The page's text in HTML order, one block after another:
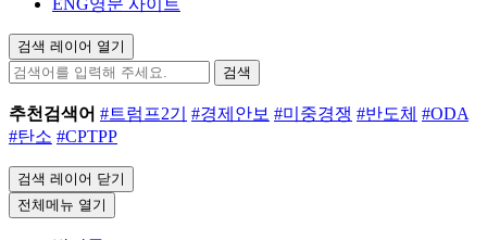
검색 레이어 열기
검색
추천검색어 #트럼프2기 #경제안보 #미중경쟁 #반도체 #ODA
#탄소 #CPTPP
검색 레이어 닫기
전체메뉴 열기